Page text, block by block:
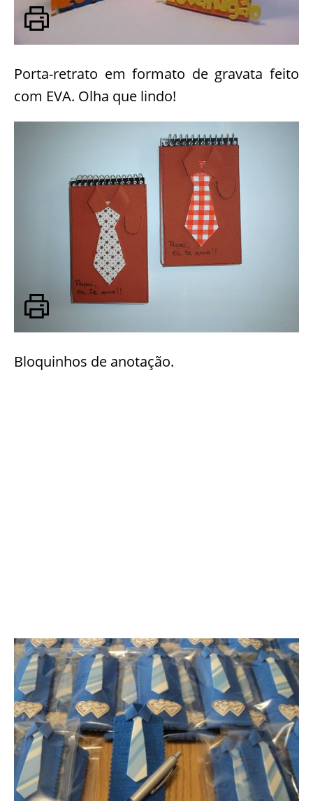
Porta-retrato em formato de gravata feito
com EVA. Olha que lindo!
Bloquinhos de anotação.